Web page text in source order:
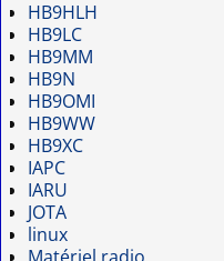
HB9HLH
HB9LC
HB9MM
HB9N
HB9OMI
HB9WW
HB9XC
IAPC
IARU
JOTA
linux